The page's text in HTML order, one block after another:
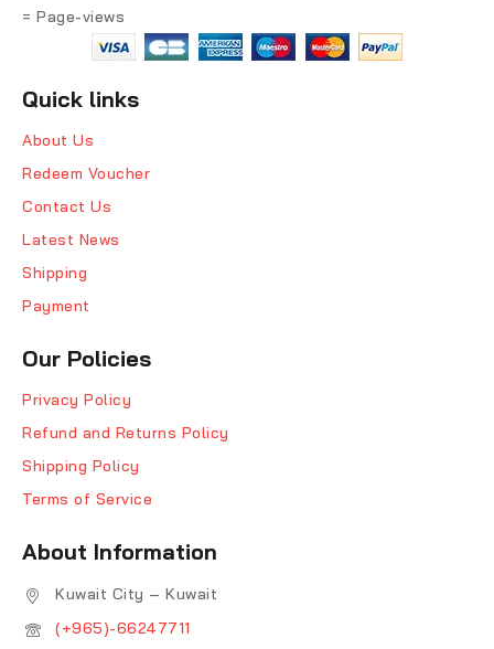
= Page-views
Quick links
About Us
Redeem Voucher
Contact Us
Latest News
Shipping
Payment
Our Policies
Privacy Policy
Refund and Returns Policy
Shipping Policy
Terms of Service
About Information
Kuwait City – Kuwait
(+965)-66247711